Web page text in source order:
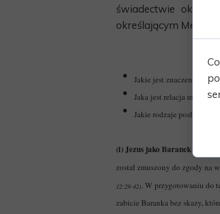
świadectwie
określającym Mesjasza.
Jakie jest znaczenie
Jaka jest relacja między
Jakie rodzaje posług
(i) Jezus jako Baranek
został zmuszony do zgody na
12:29-42). W przygotowaniu do
zabicie Baranka bez skazy,